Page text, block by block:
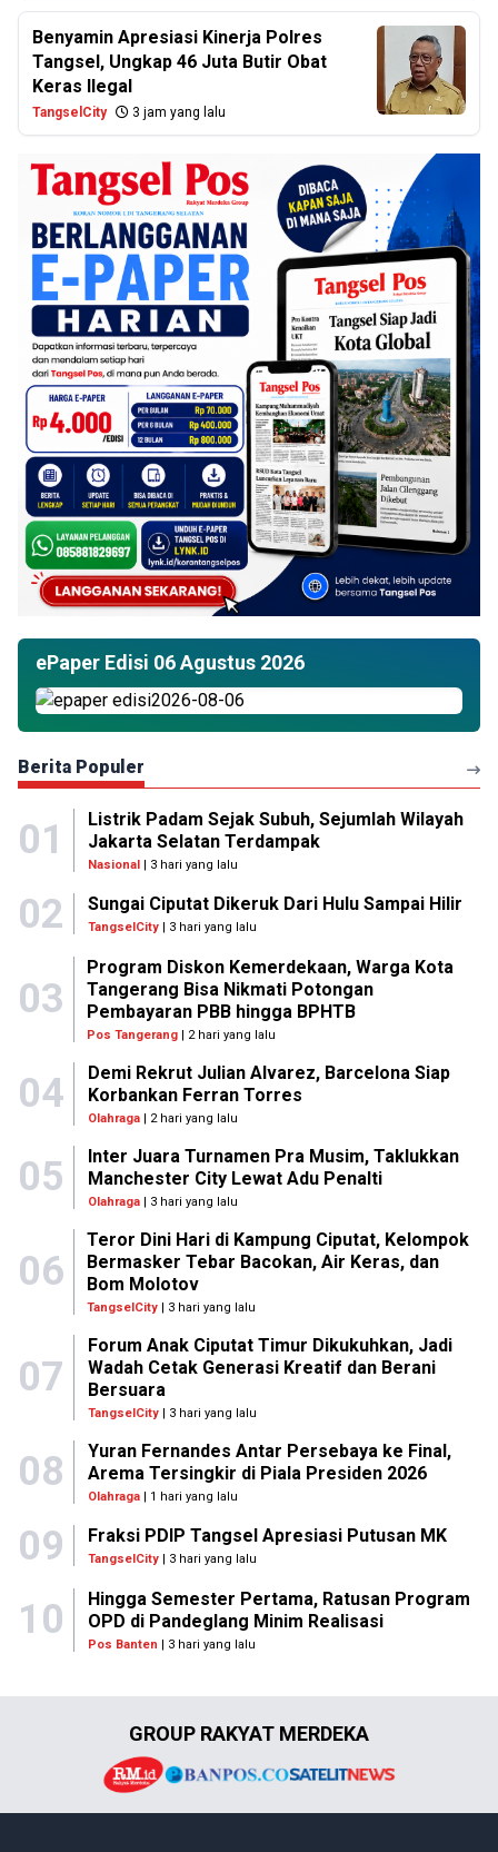
Benyamin Apresiasi Kinerja Polres
Tangsel, Ungkap 46 Juta Butir Obat
Keras Ilegal
TangselCity 3 jam yang lalu
ePaper Edisi 06 Agustus 2026
Berita Populer
01
Listrik Padam Sejak Subuh, Sejumlah Wilayah
Jakarta Selatan Terdampak
Nasional| 3 hari yang lalu
02 Sungai Ciputat Dikeruk Dari Hulu Sampai Hilir
TangselCity | 3 hari yang lalu
03
Program Diskon Kemerdekaan, Warga Kota
Tangerang Bisa Nikmati Potongan
Pembayaran PBB hingga BPHTB
Pos Tangerang | 2 hari yang lalu
04
Demi Rekrut Julian Alvarez, Barcelona Siap
Korbankan Ferran Torres
Olahraga| 2 hari yang lalu
05
Inter Juara Turnamen Pra Musim, Taklukkan
Manchester City Lewat Adu Penalti
Olahraga| 3 hari yang lalu
06
Teror Dini Hari di Kampung Ciputat, Kelompok
Bermasker Tebar Bacokan, Air Keras, dan
Bom Molotov
TangselCity | 3 hari yang lalu
07
Forum Anak Ciputat Timur Dikukuhkan, Jadi
Wadah Cetak Generasi Kreatif dan Berani
Bersuara
TangselCity| 3 hari yang lalu
08
Yuran Fernandes Antar Persebaya ke Final,
Arema Tersingkir di Piala Presiden 2026
Olahraga| 1 hari yang lalu
09 Fraksi PDIP Tangsel Apresiasi Putusan MK
TangselCity | 3 hari yang lalu
10
Hingga Semester Pertama, Ratusan Program
OPD di Pandeglang Minim Realisasi
Pos Banten | 3 hari yang lalu
GROUP RAKYAT MERDEKA